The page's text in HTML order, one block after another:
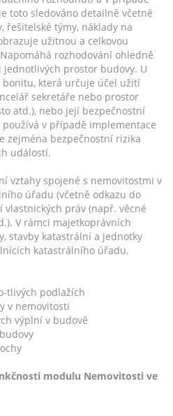
toto sledováno detailně včetně
řešitelské týmy, náklady na
užitnou a celkovou
rozhodování ohledně
prostor budovy. U
která určuje účel užití
sekretáře nebo prostor
atd.), nebo její bezpečnostní
v případě implementace
zejména bezpečnostní rizika
událostí.
vztahy spojené s nemovitostmi v
úřadu (včetně odkazu do
práv (např. věcné
V rámci majetkoprávních
stavby katastrální a jednotky
katastrálního úřadu.
tlivých podlažích
v nemovitosti
výplní v budově
modulu Nemovitosti ve